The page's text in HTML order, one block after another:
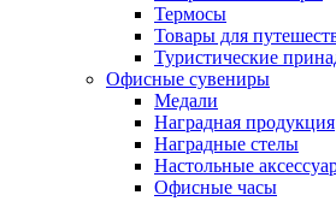
Термосы
Товары для
Туристические
Офисные сувениры
Медали
Наградная продукция
Наградные стелы
Настольные
Офисные часы